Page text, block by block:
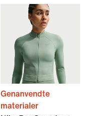
Genanvendte
materialer